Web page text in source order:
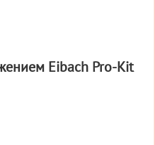
Eibach Pro-Kit